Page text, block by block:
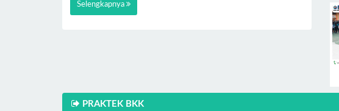
Selengkapnya
PRAKTEK BKK